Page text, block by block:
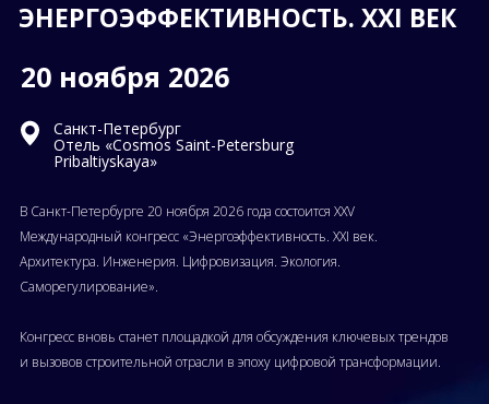
ЭНЕРГОЭФФЕКТИВНОСТЬ. XXI ВЕК
20 ноября 2026
В Санкт-Петербурге 20 ноября 2026 года состоится XXV
Международный конгресс «Энергоэффективность. XXI век.
Архитектура. Инженерия. Цифровизация. Экология.
Саморегулирование».
Конгресс вновь станет площадкой для обсуждения ключевых трендов
и вызовов строительной отрасли в эпоху цифровой трансформации.
Санкт-Петербург
Отель «Cosmos Saint-Petersburg
Pribaltiyskaya»